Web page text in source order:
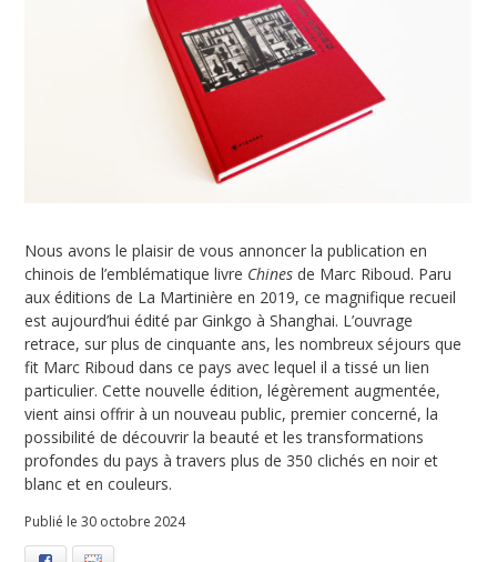
Nous avons le plaisir de vous annoncer la publication en
chinois de l’emblématique livre Chines de Marc Riboud. Paru
aux éditions de La Martinière en 2019, ce magnifique recueil
est aujourd’hui édité par Ginkgo à Shanghai. L’ouvrage
retrace, sur plus de cinquante ans, les nombreux séjours que
fit Marc Riboud dans ce pays avec lequel il a tissé un lien
particulier. Cette nouvelle édition, légèrement augmentée,
vient ainsi offrir à un nouveau public, premier concerné, la
possibilité de découvrir la beauté et les transformations
profondes du pays à travers plus de 350 clichés en noir et
blanc et en couleurs.
Publié le 30 octobre 2024